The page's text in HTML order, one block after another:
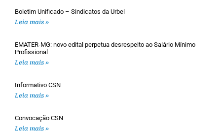
Boletim Unificado – Sindicatos da Urbel
Leia mais »
EMATER-MG: novo edital perpetua desrespeito ao Salário Mínimo
Profissional
Leia mais »
Informativo CSN
Leia mais »
Convocação CSN
Leia mais »